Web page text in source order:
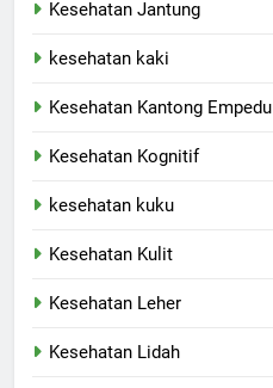
Kesehatan Jantung
kesehatan kaki
Kesehatan Kantong Empedu
Kesehatan Kognitif
kesehatan kuku
Kesehatan Kulit
Kesehatan Leher
Kesehatan Lidah